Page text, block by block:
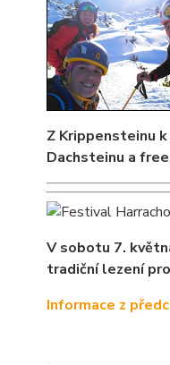
Z Krippensteinu
Dachsteinu a
V sobotu 7.
tradiční lezení
Informace z